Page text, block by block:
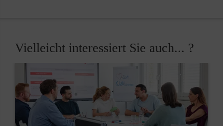
Vielleicht interessiert Sie auch... ?